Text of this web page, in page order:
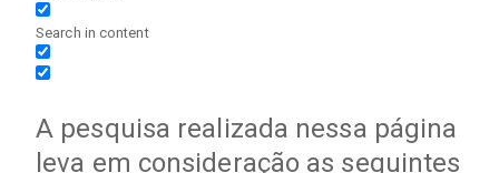
Search in content
A pesquisa realizada nessa página
leva em consideração as seguintes